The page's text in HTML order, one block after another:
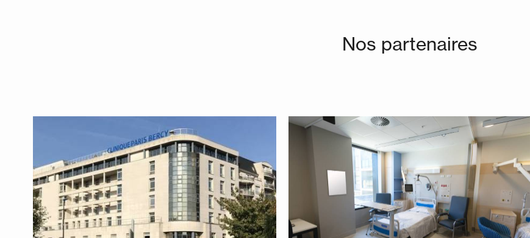
Nos partenaires